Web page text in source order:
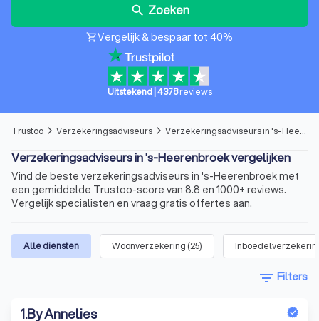
search Zoeken
shopping_cartVergelijk & bespaar tot 40%
Uitstekend| 4378 reviews
Trustoo arrow_forward_ios Verzekeringsadviseurs arrow_forward_ios Verzekeringsadviseurs in 's-Heerenbroek
Verzekeringsadviseurs in 's-Heerenbroek vergelijken
Vind de beste verzekeringsadviseurs in 's-Heerenbroek met
een gemiddelde Trustoo-score van 8.8 en 1000+ reviews.
Vergelijk specialisten en vraag gratis offertes aan.
Alle diensten Woonverzekering (25)
filter_list Filters
1.By Annelies